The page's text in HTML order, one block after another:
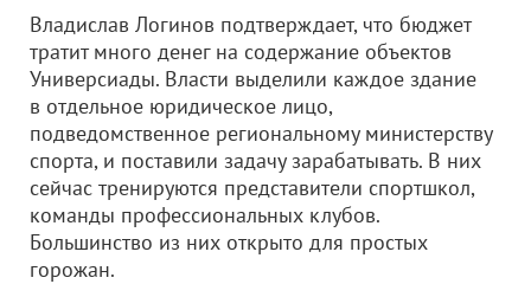
Владислав Логинов подтверждает, что бюджет
тратит много денег на содержание объектов
Универсиады. Власти выделили каждое здание
в отдельное юридическое лицо,
подведомственное региональному министерству
спорта, и поставили задачу зарабатывать. В них
сейчас тренируются представители спортшкол,
команды профессиональных клубов.
Большинство из них открыто для простых
горожан.